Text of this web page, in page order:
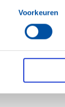
Voorkeuren
waarbij
Hoe benut je
plannen